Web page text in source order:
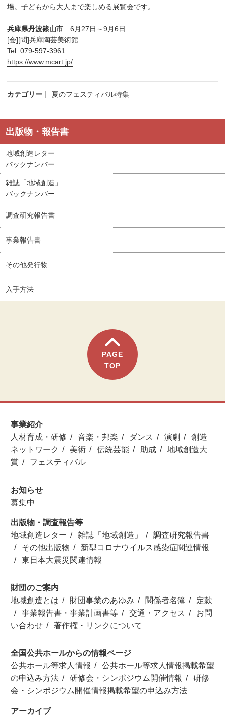
場。子どもから大人まで楽しめる展覧会です。
兵庫県丹波篠山市 6月27日～9月6日
[会][問]兵庫陶芸美術館
Tel. 079-597-3961
https://www.mcart.jp/
カテゴリー 夏のフェスティバル特集
出版物・報告書
地域創造レター
バックナンバー
雑誌「地域創造」
バックナンバー
調査研究報告書
事業報告書
その他発行物
入手方法
PAGE
TOP
事業紹介
人材育成・研修
音楽・邦楽 ダンス 演劇
創造
ネットワーク
美術 伝統芸能 助成
地域創造大
賞
フェスティバル
お知らせ
募集中
出版物・調査報告等
地域創造レター
雑誌「地域創造」
調査研究報告書
その他出版物
新型コロナウイルス感染症関連情報
東日本大震災関連情報
財団のご案内
地域創造とは
財団事業のあゆみ 関係者名簿
定款
事業報告書・事業計画書等
交通・アクセス
お問
い合わせ
著作権・リンクについて
全国公共ホールからの情報ページ
公共ホール等求人情報
公共ホール等求人情報掲載希望
の申込み方法
研修会・シンポジウム開催情報
研修
会・シンポジウム開催情報掲載希望の申込み方法
アーカイブ